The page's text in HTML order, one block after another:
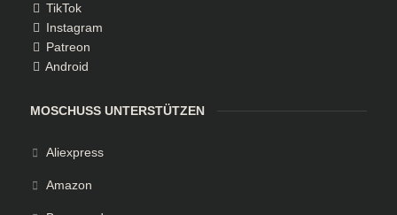
TikTok
Instagram
Patreon
Android
MOSCHUSS UNTERSTÜTZEN
Aliexpress
Amazon